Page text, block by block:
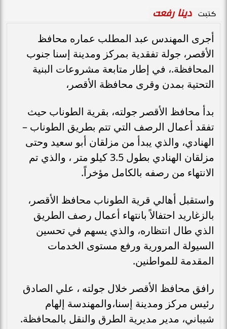
كتبت دينا رفعت
أجرى المهندس عبد المطلب عماره محافظ
الأقصر، جولة تفقدية بمركز ومدينة إسنا جنوب
المحافظة.، في إطار متابعة مشروعات البنية
التحتية بمدن وقرى محافظة الأقصر،
بدأ محافظ الأقصر جولته، بقرية الطوناب حيث
تفقد أعمال الرصف التي تتم بطريق الطوناب –
الهنادي، والذي يبدأ من مزلقان أبو سعيد وحتى
مزلقان الهنادي بطول 3.5 كيلو متر ، والذي تم
الانتهاء من رصفه بالكامل مؤخراً.
واستقبل أهالي قرية الطوناب محافظ الأقصر،
بالزغاريد احتفالاً بانتهاء أعمال رصف الطريق
الذي طال انتظاره، والذي يسهم في تحسين
السيولة المرورية ورفع مستوى الخدمات
المقدمة للمواطنين.
رافق محافظ الأقصر خلال جولته ، علي الصادق
رئيس مركز ومدينة إسنا،والمهندسة إلهام
شيباني، مدير مديرية الطرق والنقل بالمحافظة.